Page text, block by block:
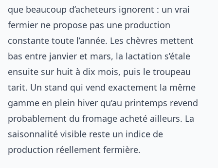
que beaucoup d’acheteurs ignorent : un vrai
fermier ne propose pas une production
constante toute l’année. Les chèvres mettent
bas entre janvier et mars, la lactation s’étale
ensuite sur huit à dix mois, puis le troupeau
tarit. Un stand qui vend exactement la même
gamme en plein hiver qu’au printemps revend
probablement du fromage acheté ailleurs. La
saisonnalité visible reste un indice de
production réellement fermière.